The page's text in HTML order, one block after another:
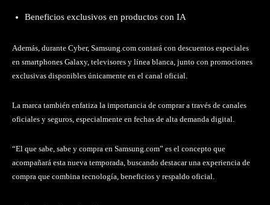
Beneficios exclusivos en productos con IA
Además, durante Cyber, Samsung.com contará con descuentos especiales
en smartphones Galaxy, televisores y línea blanca, junto con promociones
exclusivas disponibles únicamente en el canal oficial.
La marca también enfatiza la importancia de comprar a través de canales
oficiales y seguros, especialmente en fechas de alta demanda digital.
“El que sabe, sabe y compra en Samsung.com” es el concepto que
acompañará esta nueva temporada, buscando destacar una experiencia de
compra que combina tecnología, beneficios y respaldo oficial.